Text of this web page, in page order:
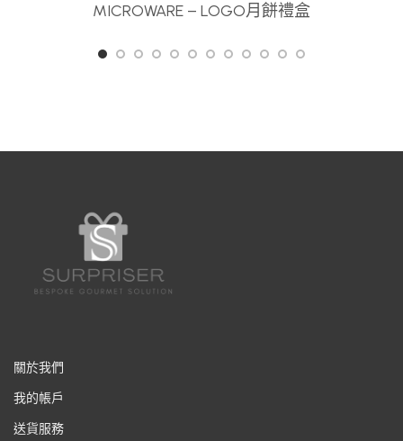
MICROWARE – LOGO月餅禮盒
關於我們
我的帳戶
送貨服務